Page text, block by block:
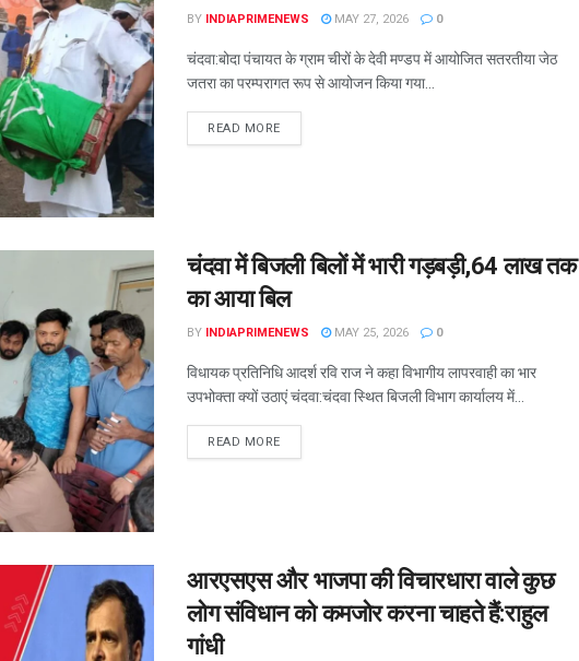
BY INDIAPRIMENEWS MAY 27, 2026 0
चंदवा:बोदा पंचायत के ग्राम चीरों के देवी मण्डप में आयोजित सतरतीया जेठ
जतरा का परम्परागत रूप से आयोजन किया गया...
READ MORE
चंदवा में बिजली बिलों में भारी गड़बड़ी,64 लाख तक
का आया बिल
BY INDIAPRIMENEWS MAY 25, 2026 0
विधायक प्रतिनिधि आदर्श रवि राज ने कहा विभागीय लापरवाही का भार
उपभोक्ता क्यों उठाएं चंदवा:चंदवा स्थित बिजली विभाग कार्यालय में...
READ MORE
आरएसएस और भाजपा की विचारधारा वाले कुछ
लोग संविधान को कमजोर करना चाहते हैं:राहुल
गांधी